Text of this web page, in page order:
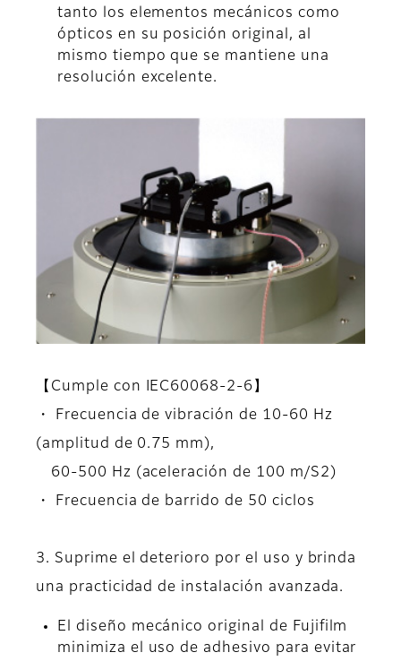
tanto los elementos mecánicos como
ópticos en su posición original, al
mismo tiempo que se mantiene una
resolución excelente.
【Cumple con IEC60068-2-6】
・ Frecuencia de vibración de 10-60 Hz
(amplitud de 0.75 mm),
60-500 Hz (aceleración de 100 m/S2)
・ Frecuencia de barrido de 50 ciclos
3. Suprime el deterioro por el uso y brinda
una practicidad de instalación avanzada.
El diseño mecánico original de Fujifilm
minimiza el uso de adhesivo para evitar